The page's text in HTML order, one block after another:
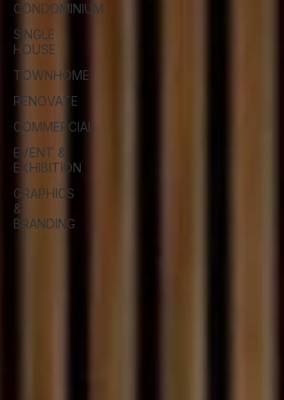
CONDOMINIUM
SINGLE
HOUSE
TOWNHOME
RENOVATE
COMMERCIAL
EVENT &
EXHIBITION
GRAPHICS
&
BRANDING